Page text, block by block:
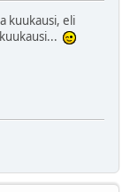
kuukausi, eli